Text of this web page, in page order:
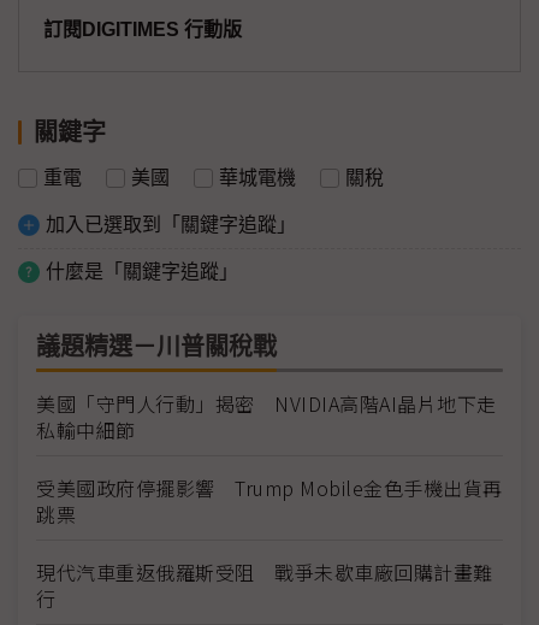
訂閱DIGITIMES 行動版
關鍵字
重電 美國 華城電機 關稅
加入已選取到「關鍵字追蹤」
什麼是「關鍵字追蹤」
議題精選－川普關稅戰
美國「守門人行動」揭密 NVIDIA高階AI晶片地下走
私輸中細節
受美國政府停擺影響 Trump Mobile金色手機出貨再
跳票
現代汽車重返俄羅斯受阻 戰爭未歇車廠回購計畫難
行